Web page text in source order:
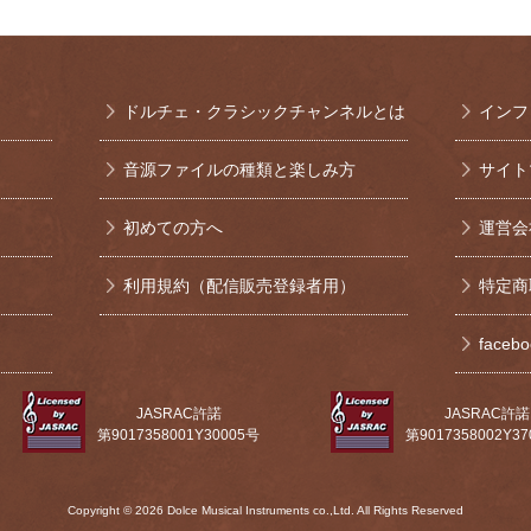
ドルチェ・クラシックチャンネルとは
音源ファイルの種類と楽しみ方
初めての方へ
利用規約（配信販売登録者用）
イン
サイ
運営
特定
JASRAC許諾
第9017358001Y30005号
JASRAC許諾
第
Copyright © 2026 Dolce Musical Instruments co.,Ltd. All Rights Reserved